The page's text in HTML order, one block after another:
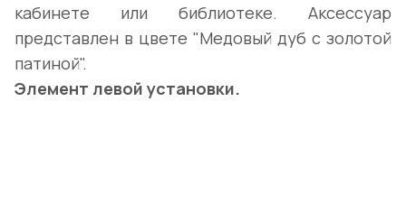
кабинете или библиотеке. Аксессуар
представлен в цвете "Медовый дуб с золотой
патиной".
Элемент левой установки.